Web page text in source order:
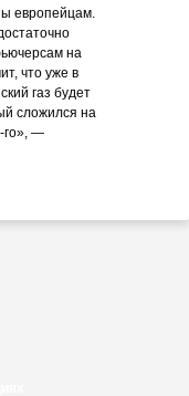
европейцам.
на
что уже в
газ будет
сложился на
го», —